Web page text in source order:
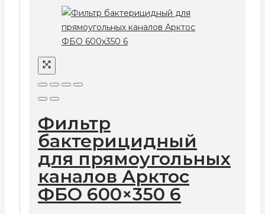
Фильтр
бактерицидный
для прямоугольных
каналов Арктос
ФБО 600×350 6